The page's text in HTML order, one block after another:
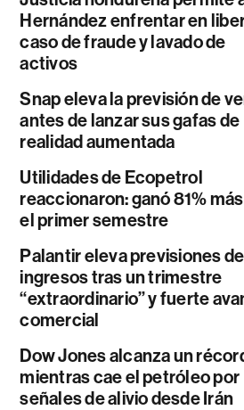
Hernández enfrentar en
caso de fraude y lavado de
activos
Snap eleva la previsión de
antes de lanzar sus gafas de
realidad aumentada
Utilidades de Ecopetrol
reaccionaron: ganó 81%
el primer semestre
Palantir eleva previsiones de
ingresos tras un trimestre
“extraordinario” y fuerte
comercial
Dow Jones alcanza un
mientras cae el petróleo por
señales de alivio desde Irán